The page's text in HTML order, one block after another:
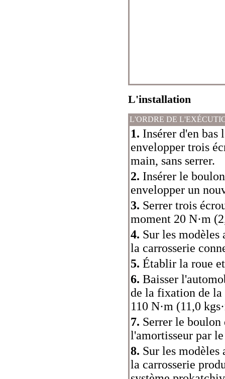
L'installation
L'ORDRE DE
1. Insérer d'en bas
envelopper trois
main, sans serrer.
2. Insérer le
envelopper un
3. Serrer trois
moment 20 N·m
4. Sur les modèles
la carrosserie
5. Établir la roue
6. Baisser
de la fixation de la
110 N·m (11,0
7. Serrer le
l'amortisseur par
8. Sur les modèles
la carrosserie